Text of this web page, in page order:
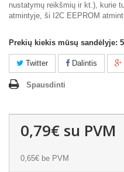
nustatymų reikšmių ir kt.), kurie
atmintyje, ši I2C EEPROM
Prekių kiekis mūsų sandėlyje:
Twitter Dalintis
Spausdinti
0,79€ su PVM
0,65€ be PVM